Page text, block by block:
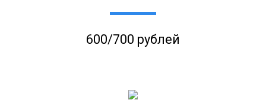
600/700 рублей